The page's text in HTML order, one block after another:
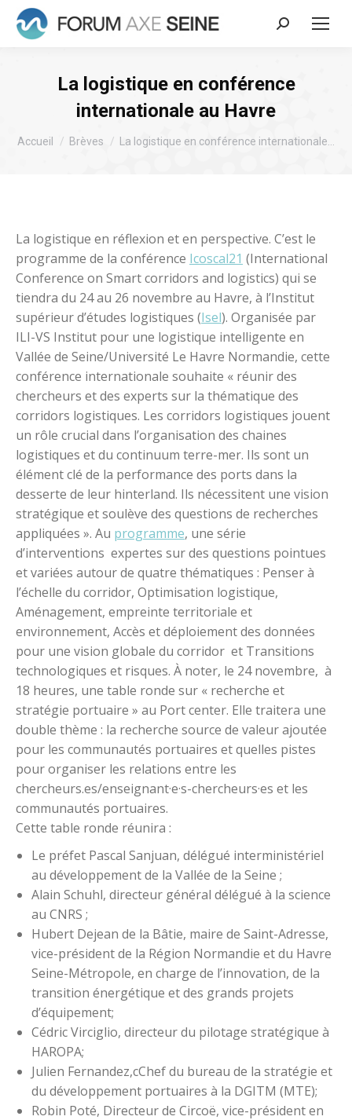
Recherche
La logistique en conférence
internationale au Havre
Vous êtes ici :
Accueil Brèves La logistique en conférence internationale…
La logistique en réflexion et en perspective. C’est le
programme de la conférence Icoscal21 (International
Conference on Smart corridors and logistics) qui se
tiendra du 24 au 26 novembre au Havre, à l’Institut
supérieur d’études logistiques (Isel). Organisée par
ILI-VS Institut pour une logistique intelligente en
Vallée de Seine/Université Le Havre Normandie, cette
conférence internationale souhaite « réunir des
chercheurs et des experts sur la thématique des
corridors logistiques. Les corridors logistiques jouent
un rôle crucial dans l’organisation des chaines
logistiques et du continuum terre-mer. Ils sont un
élément clé de la performance des ports dans la
desserte de leur hinterland. Ils nécessitent une vision
stratégique et soulève des questions de recherches
appliquées ». Au programme, une série
d’interventions expertes sur des questions pointues
et variées autour de quatre thématiques : Penser à
l’échelle du corridor, Optimisation logistique,
Aménagement, empreinte territoriale et
environnement, Accès et déploiement des données
pour une vision globale du corridor et Transitions
technologiques et risques. À noter, le 24 novembre, à
18 heures, une table ronde sur « recherche et
stratégie portuaire » au Port center. Elle traitera une
double thème : la recherche source de valeur ajoutée
pour les communautés portuaires et quelles pistes
pour organiser les relations entre les
chercheurs.es/enseignant·e·s-chercheurs·es et les
communautés portuaires.
Cette table ronde réunira :
Le préfet Pascal Sanjuan, délégué interministériel
au développement de la Vallée de la Seine ;
Alain Schuhl, directeur général délégué à la science
au CNRS ;
Hubert Dejean de la Bâtie, maire de Saint-Adresse,
vice-président de la Région Normandie et du Havre
Seine-Métropole, en charge de l’innovation, de la
transition énergétique et des grands projets
d’équipement;
Cédric Virciglio, directeur du pilotage stratégique à
HAROPA;
Julien Fernandez,cChef du bureau de la stratégie et
du développement portuaires à la DGITM (MTE);
Robin Poté, Directeur de Circoë, vice-président en